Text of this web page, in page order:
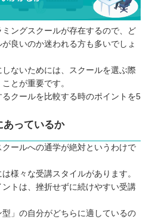
ングスクールが存在するので、ど
良いのか迷われる方も多いでしょ
ないためには、スクールを選ぶ際
とが重要です。
クールを比較する時のポイントを5
あっているか
ールへの通学が絶対というわけで
様々な受講スタイルがあります。
トは、挫折せずに続けやすい受講
型」の自分がどちらに適しているの